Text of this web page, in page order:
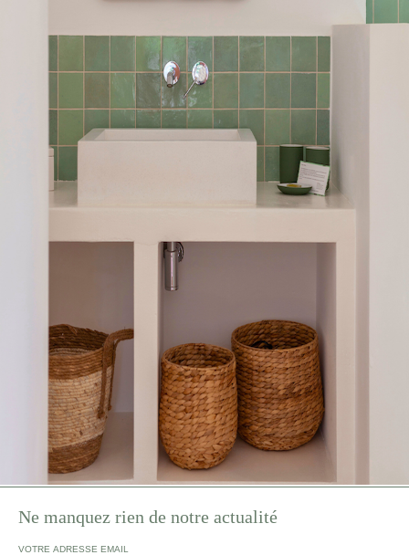
Ne manquez rien de notre actualité